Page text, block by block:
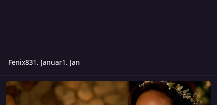
Fenix831. Januar1. Jan
21.12.2025 - PR - Mele Kalikimaka